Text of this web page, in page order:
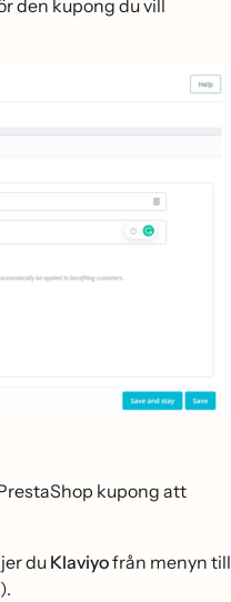
den kupong du vill
kupong att
du Klaviyofrån menyn till
).